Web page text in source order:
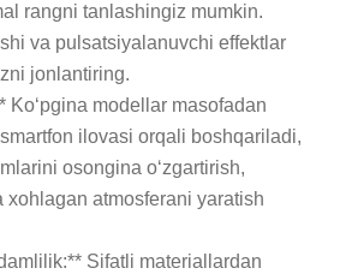
rangni tanlashingiz mumkin.
va pulsatsiyalanuvchi effektlar
jonlantiring.
Ko‘pgina modellar masofadan
ilovasi orqali boshqariladi,
osongina o‘zgartirish,
atmosferani yaratish
Sifatli materiallardan